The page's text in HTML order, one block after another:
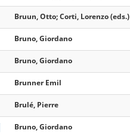
Bruun, Otto; Corti, Lorenzo (eds.)
Bruno, Giordano
Bruno, Giordano
Brunner Emil
Brulé, Pierre
Bruno, Giordano